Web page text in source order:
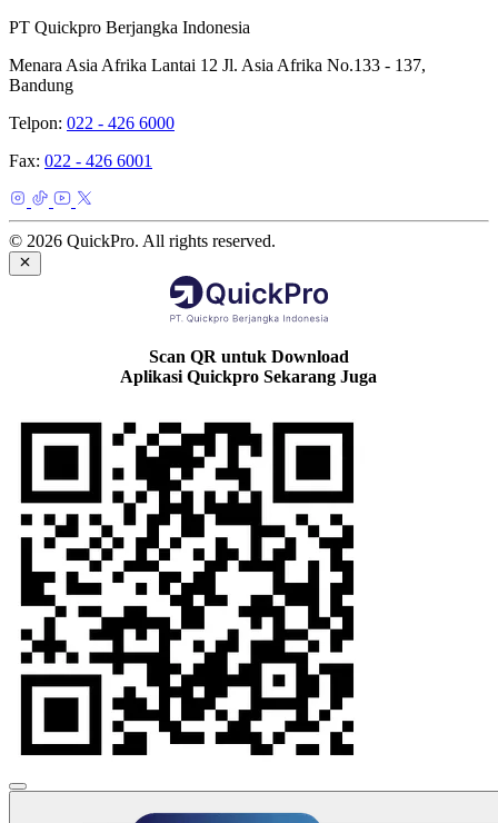
PT Quickpro Berjangka Indonesia
Menara Asia Afrika Lantai 12 Jl. Asia Afrika No.133 - 137,
Bandung
Telpon: 022 - 426 6000
Fax: 022 - 426 6001
© 2026 QuickPro. All rights reserved.
Scan QR untuk Download
Aplikasi Quickpro Sekarang Juga